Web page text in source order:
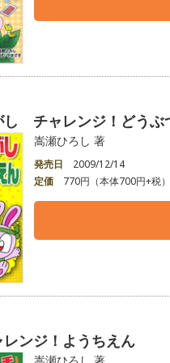
し チャレンジ！どうぶ
嵩瀬ひろし 著
発売日
2009/12/14
定価
770円（本体700円+税）
ンジ！ようちえん